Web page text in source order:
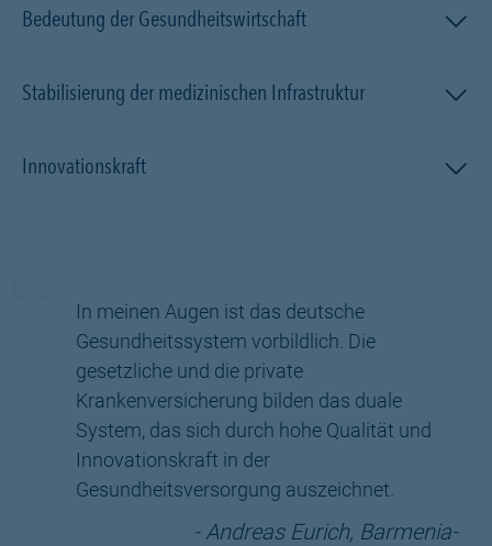
Bedeutung der Gesundheitswirtschaft
Stabilisierung der medizinischen Infrastruktur
Innovationskraft
In meinen Augen ist das deutsche
Gesundheitssystem vorbildlich. Die
gesetzliche und die private
Krankenversicherung bilden das duale
System, das sich durch hohe Qualität und
Innovationskraft in der
Gesundheitsversorgung auszeichnet.
Andreas Eurich, Barmenia-